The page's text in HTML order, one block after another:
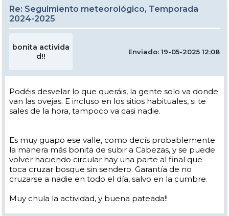
Re: Seguimiento meteorológico, Temporada
2024-2025
bonita activida
d!!
Enviado: 19-05-2025 12:08
Podéis desvelar lo que queráis, la gente solo va donde
van las ovejas. E incluso en los sitios habituales, si te
sales de la hora, tampoco va casi nadie.
Es muy guapo ese valle, como decís probablemente
la manera más bonita de subir a Cabezas, y se puede
volver haciendo circular hay una parte al final que
toca cruzar bosque sin sendero. Garantía de no
cruzarse a nadie en todo el día, salvo en la cumbre.
Muy chula la actividad, y buena pateada!!